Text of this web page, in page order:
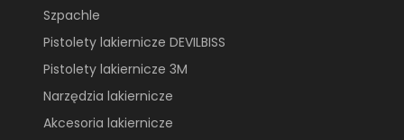
Szpachle
Pistolety lakiernicze DEVILBISS
Pistolety lakiernicze 3M
Narzędzia lakiernicze
Akcesoria lakiernicze